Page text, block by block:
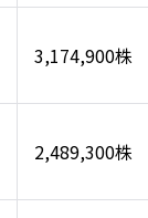
3,174,900株
2,489,300株